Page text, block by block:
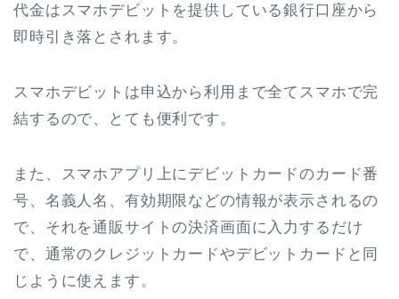
代金はスマホデビットを提供している銀行口座から
即時引き落とされます。
スマホデビットは申込から利用まで全てスマホで完
結するので、とても便利です。
また、スマホアプリ上にデビットカードのカード番
号、名義人名、有効期限などの情報が表示されるの
で、それを通販サイトの決済画面に入力するだけ
で、通常のクレジットカードやデビットカードと同
じように使えます。